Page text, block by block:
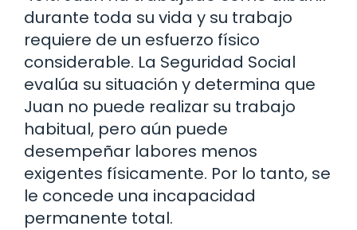
durante toda su vida y su trabajo
requiere de un esfuerzo físico
considerable. La Seguridad Social
evalúa su situación y determina que
Juan no puede realizar su trabajo
habitual, pero aún puede
desempeñar labores menos
exigentes físicamente. Por lo tanto, se
le concede una incapacidad
permanente total.